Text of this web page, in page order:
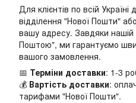
Для клієнтів по всій
відділення "Нової Пошти"
вашу адресу. Завдяки нашій
Поштою", ми гарантуємо
вашого замовлення.
📅 Терміни доставки: 1-3
💰 Вартість доставки:
тарифами "Нової Пошти".